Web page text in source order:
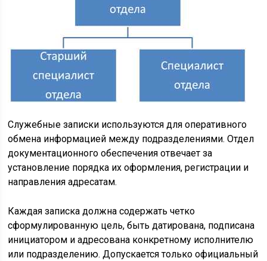
Служебные записки используются для оперативного
обмена информацией между подразделениями. Отдел
документационного обеспечения отвечает за
установление порядка их оформления, регистрации и
направления адресатам.
Каждая записка должна содержать четко
сформулированную цель, быть датирована, подписана
инициатором и адресована конкретному исполнителю
или подразделению. Допускается только официальный